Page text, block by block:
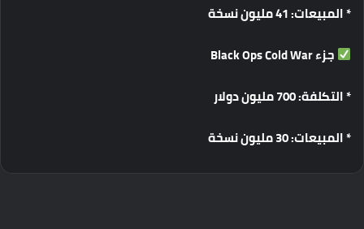
*المبيعات: 41 مليوننسخة
جزءBlack Ops Cold War
*التكلفة: 700 مليوندولار
*المبيعات: 30 مليوننسخة